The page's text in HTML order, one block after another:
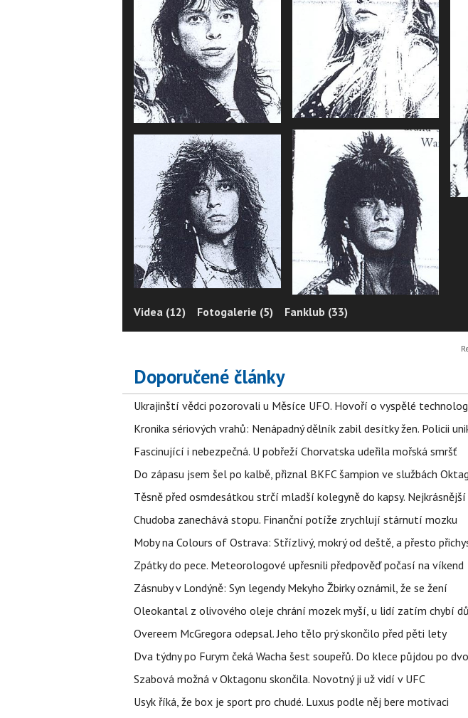
Videa (12) Fotogalerie (5) Fanklub (33)
Doporučené články
Ukrajinští vědci pozorovali u Měsíce UFO. Hovoří o vyspělé
Kronika sériových vrahů: Nenápadný dělník zabil desítky žen. Policii
Fascinující i nebezpečná. U pobřeží Chorvatska udeřila mořská smršť
Do zápasu jsem šel po kalbě, přiznal BKFC šampion ve službách
Těsně před osmdesátkou strčí mladší kolegyně do kapsy.
Chudoba zanechává stopu. Finanční potíže zrychlují stárnutí mozku
Moby na Colours of Ostrava: Střízlivý, mokrý od deště, a přesto
Zpátky do pece. Meteorologové upřesnili předpověď počasí na víkend
Zásnuby v Londýně: Syn legendy Mekyho Žbirky oznámil, že se žení
Oleokantal z olivového oleje chrání mozek myší, u lidí zatím chybí
Overeem McGregora odepsal. Jeho tělo prý skončilo před pěti lety
Dva týdny po Furym čeká Wacha šest soupeřů. Do klece půjdou po
Szabová možná v Oktagonu skončila. Novotný ji už vidí v UFC
Usyk říká, že box je sport pro chudé. Luxus podle něj bere motivaci